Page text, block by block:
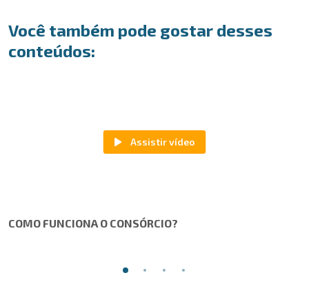
Você também pode gostar desses
conteúdos:
COMO FUNCIONA O CONSÓRCIO?